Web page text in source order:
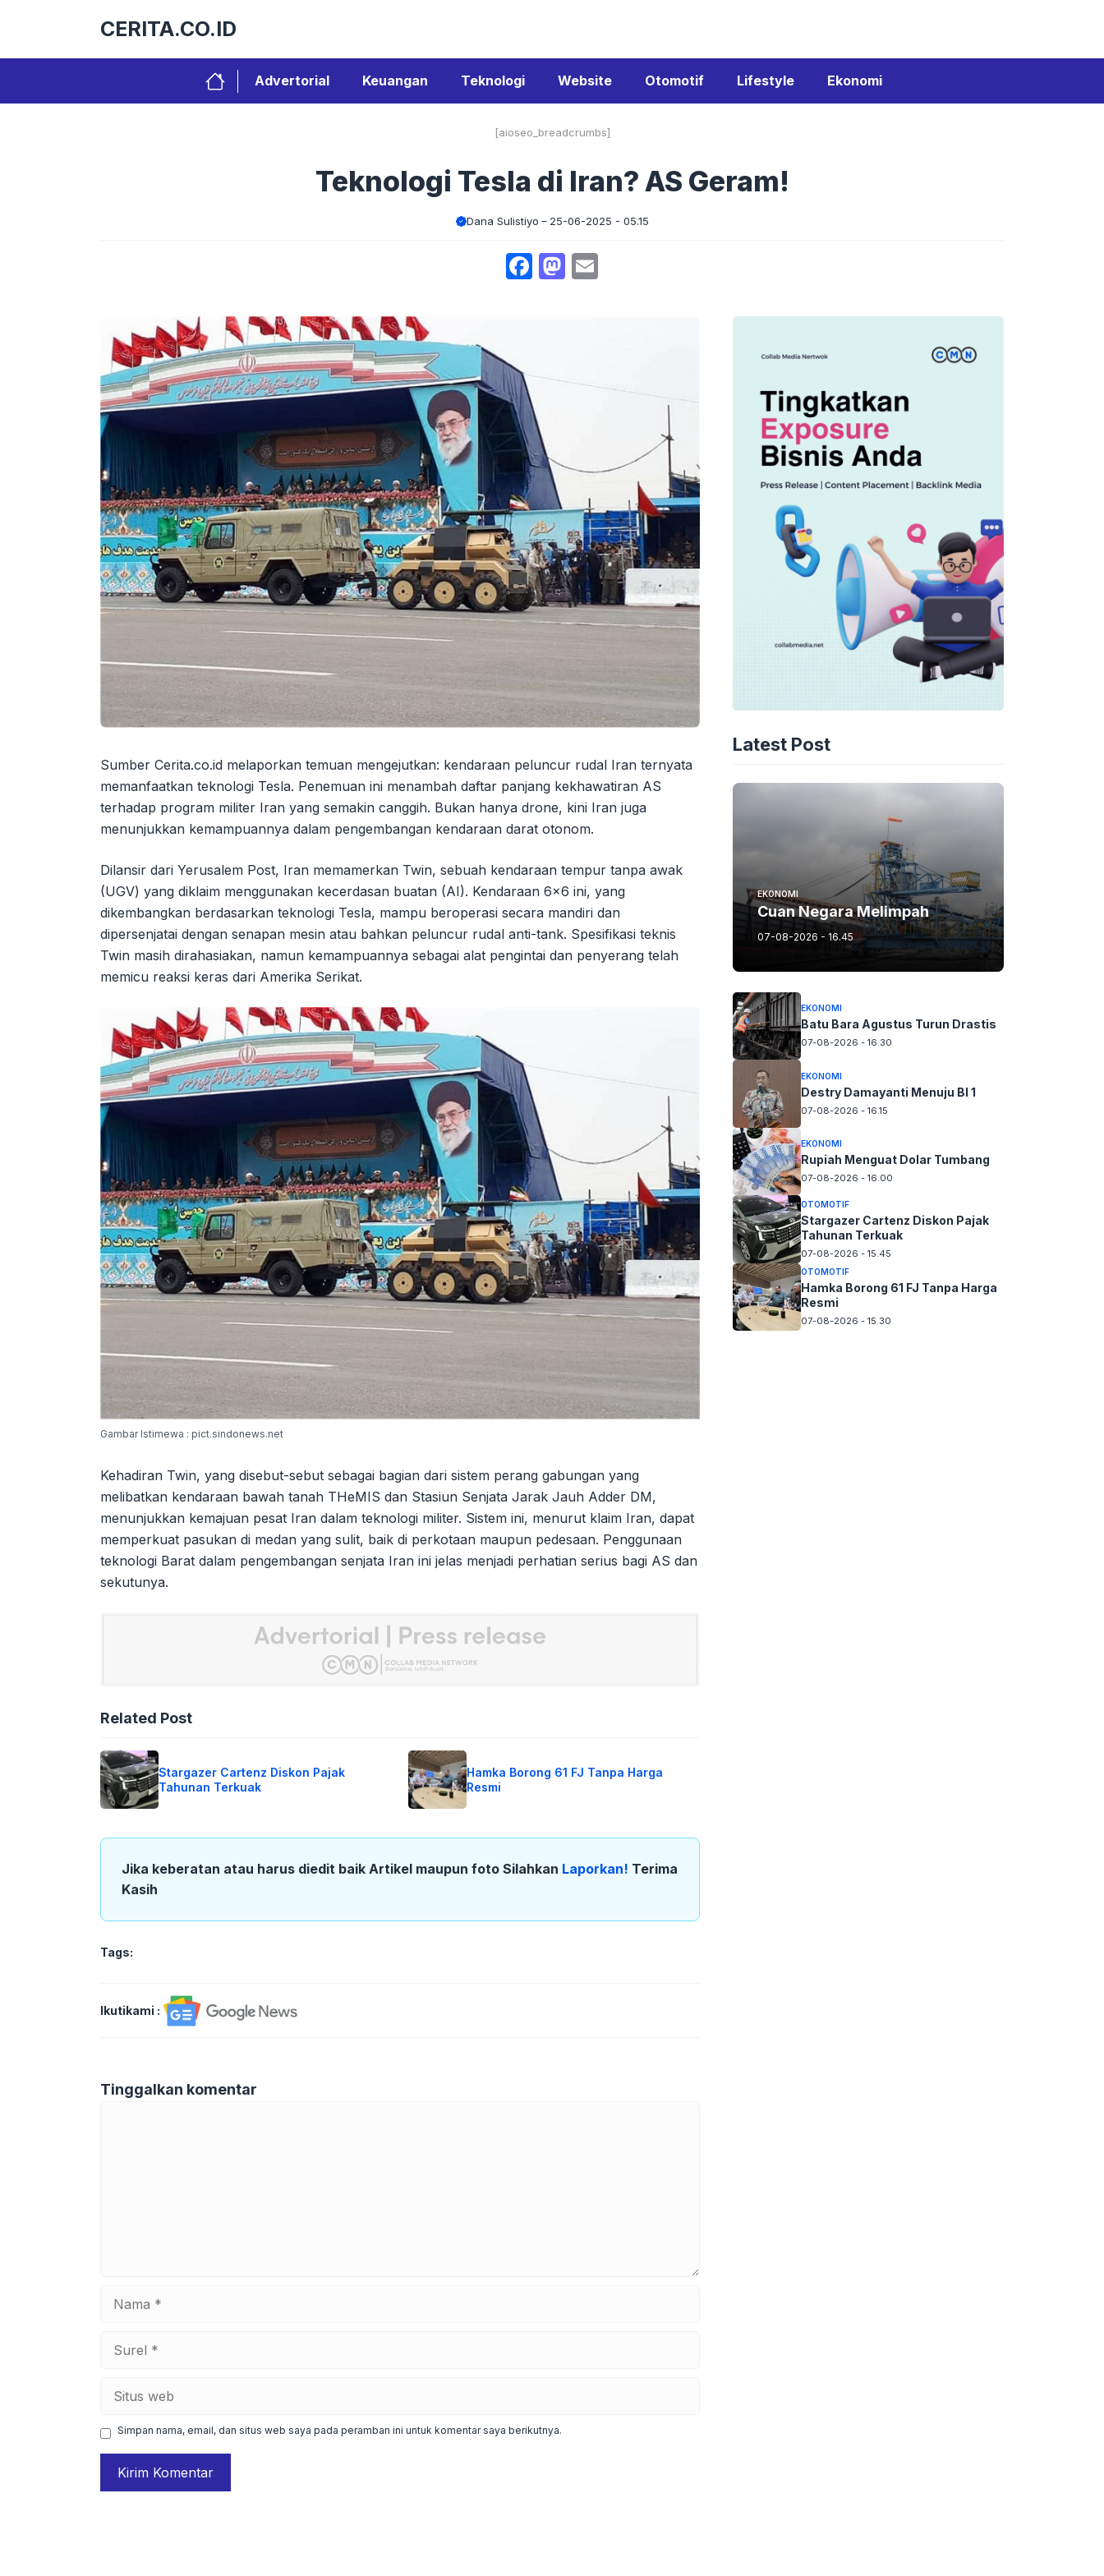
CERITA.CO.ID
Advertorial Keuangan Teknologi Website Otomotif Lifestyle Ekonomi
[aioseo_breadcrumbs]
Teknologi Tesla di Iran? AS Geram!
Dana Sulistiyo 25-06-2025 - 05.15
Facebook
Mastodon
Sumber Cerita.co.id melaporkan temuan mengejutkan: kendaraan peluncur rudal Iran ternyata
memanfaatkan teknologi Tesla. Penemuan ini menambah daftar panjang kekhawatiran AS
terhadap program militer Iran yang semakin canggih. Bukan hanya drone, kini Iran juga
menunjukkan kemampuannya dalam pengembangan kendaraan darat otonom.
Dilansir dari Yerusalem Post, Iran memamerkan Twin, sebuah kendaraan tempur tanpa awak
(UGV) yang diklaim menggunakan kecerdasan buatan (AI). Kendaraan 6×6 ini, yang
dikembangkan berdasarkan teknologi Tesla, mampu beroperasi secara mandiri dan
dipersenjatai dengan senapan mesin atau bahkan peluncur rudal anti-tank. Spesifikasi teknis
Twin masih dirahasiakan, namun kemampuannya sebagai alat pengintai dan penyerang telah
memicu reaksi keras dari Amerika Serikat.
Gambar Istimewa : pict.sindonews.net
Kehadiran Twin, yang disebut-sebut sebagai bagian dari sistem perang gabungan yang
melibatkan kendaraan bawah tanah THeMIS dan Stasiun Senjata Jarak Jauh Adder DM,
menunjukkan kemajuan pesat Iran dalam teknologi militer. Sistem ini, menurut klaim Iran, dapat
memperkuat pasukan di medan yang sulit, baik di perkotaan maupun pedesaan. Penggunaan
teknologi Barat dalam pengembangan senjata Iran ini jelas menjadi perhatian serius bagi AS dan
sekutunya.
Related Post
Stargazer Cartenz Diskon Pajak
Tahunan Terkuak
Hamka Borong 61 FJ Tanpa Harga
Resmi
Jika keberatan atau harus diedit baik Artikel maupun foto Silahkan Laporkan! Terima
Kasih
Tags:
Ikutikami :
Tinggalkan komentar
web
Simpan nama, email, dan situs web saya pada peramban ini untuk komentar saya berikutnya.
Latest Post
EKONOMI
Cuan Negara Melimpah
07-08-2026 - 16.45
EKONOMI
Batu Bara Agustus Turun Drastis
07-08-2026 - 16.30
EKONOMI
Destry Damayanti Menuju BI 1
07-08-2026 - 16.15
EKONOMI
Rupiah Menguat Dolar Tumbang
07-08-2026 - 16.00
OTOMOTIF
Stargazer Cartenz Diskon Pajak
Tahunan Terkuak
07-08-2026 - 15.45
OTOMOTIF
Hamka Borong 61 FJ Tanpa Harga
Resmi
07-08-2026 - 15.30